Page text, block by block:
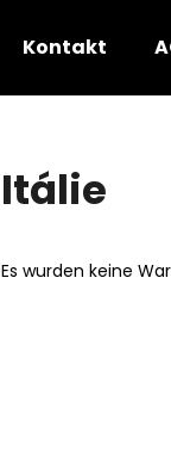
Kontakt
Itálie
Es wurden keine